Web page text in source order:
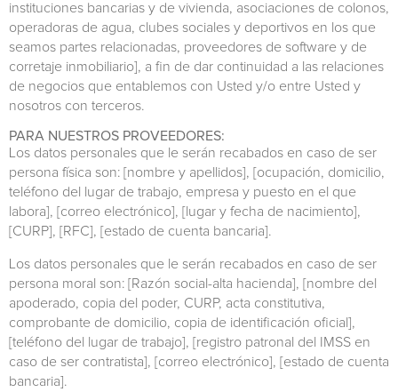
instituciones bancarias y de vivienda, asociaciones de colonos,
operadoras de agua, clubes sociales y deportivos en los que
seamos partes relacionadas, proveedores de software y de
corretaje inmobiliario], a fin de dar continuidad a las relaciones
de negocios que entablemos con Usted y/o entre Usted y
nosotros con terceros.
PARA NUESTROS PROVEEDORES:
Los datos personales que le serán recabados en caso de ser
persona física son: [nombre y apellidos], [ocupación, domicilio,
teléfono del lugar de trabajo, empresa y puesto en el que
labora], [correo electrónico], [lugar y fecha de nacimiento],
[CURP], [RFC], [estado de cuenta bancaria].
Los datos personales que le serán recabados en caso de ser
persona moral son: [Razón social-alta hacienda], [nombre del
apoderado, copia del poder, CURP, acta constitutiva,
comprobante de domicilio, copia de identificación oficial],
[teléfono del lugar de trabajo], [registro patronal del IMSS en
caso de ser contratista], [correo electrónico], [estado de cuenta
bancaria].